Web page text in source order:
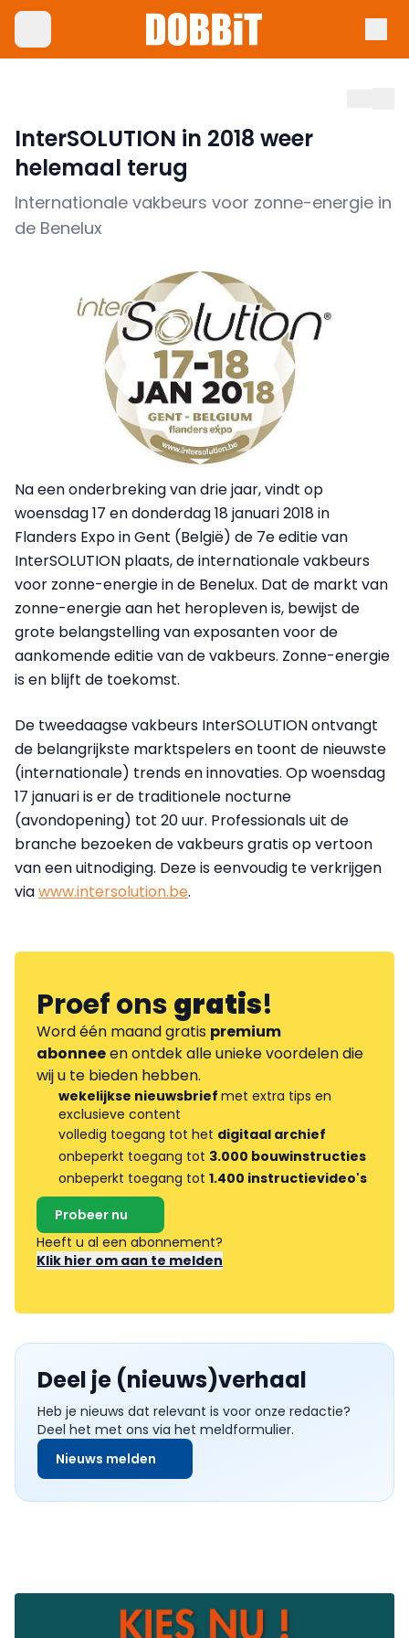
InterSOLUTION in 2018 weer
helemaal terug
Internationale vakbeurs voor zonne-energie in
de Benelux
Na een onderbreking van drie jaar, vindt op
woensdag 17 en donderdag 18 januari 2018 in
Flanders Expo in Gent (België) de 7e editie van
InterSOLUTION plaats, de internationale vakbeurs
voor zonne-energie in de Benelux. Dat de markt van
zonne-energie aan het heropleven is, bewijst de
grote belangstelling van exposanten voor de
aankomende editie van de vakbeurs. Zonne-energie
is en blijft de toekomst.
De tweedaagse vakbeurs InterSOLUTION ontvangt
de belangrijkste marktspelers en toont de nieuwste
(internationale) trends en innovaties. Op woensdag
17 januari is er de traditionele nocturne
(avondopening) tot 20 uur. Professionals uit de
branche bezoeken de vakbeurs gratis op vertoon
van een uitnodiging. Deze is eenvoudig te verkrijgen
viawww.intersolution.be.
Proef onsgratis!
Word één maand gratis premium
abonneeen ontdek alle unieke voordelen die
wij u te bieden hebben.
wekelijkse nieuwsbrief met extra tips en
exclusieve content
volledig toegang tot het digitaal archief
onbeperkt toegang tot 3.000 bouwinstructies
onbeperkt toegang tot 1.400 instructievideo's
Probeer nu
Heeft u al een abonnement?
Klik hier om aan te melden
Deel je (nieuws)verhaal
Heb je nieuws dat relevant is voor onze redactie?
Deel het met ons via het meldformulier.
Nieuws melden